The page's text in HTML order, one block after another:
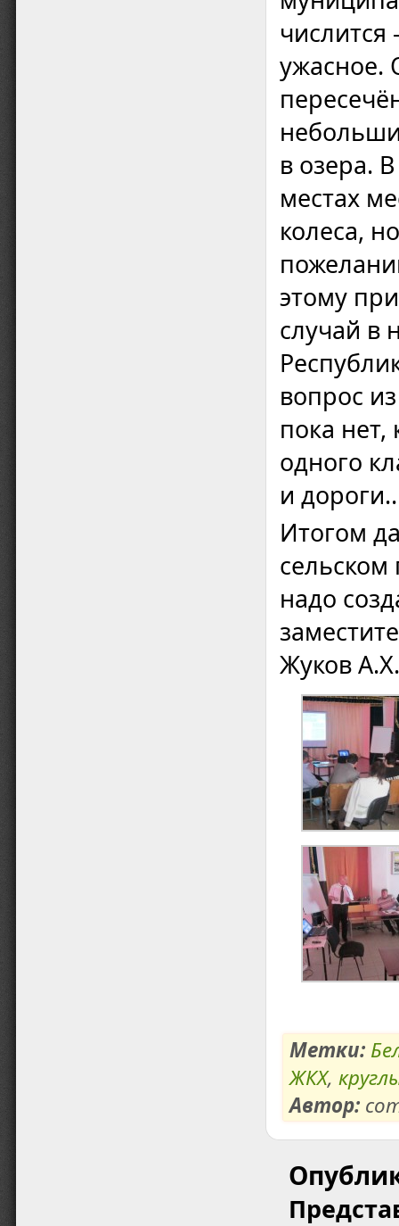
числится
ужасное.
в озера.
местах
колеса,
этому
случай в
вопрос
пока
одного
и
Итогом
надо
Жуков
Метки:
ЖКХ,
Автор: